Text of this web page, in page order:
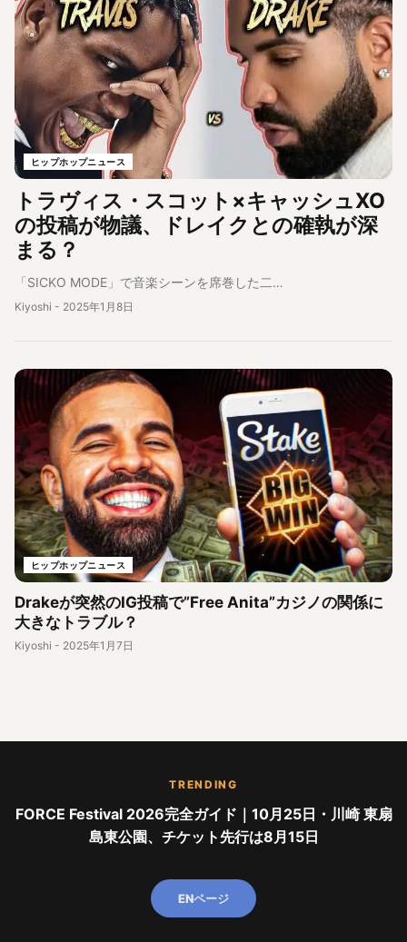
ヒップホップニュース
トラヴィス・スコット×キャッシュXO
の投稿が物議、ドレイクとの確執が深
まる？
「SICKO MODE」で音楽シーンを席巻した二…
Kiyoshi - 2025年1月8日
ヒップホップニュース
Drakeが突然のIG投稿で”Free Anita”カジノの関係に
大きなトラブル？
Kiyoshi - 2025年1月7日
TRENDING
FORCE Festival 2026完全ガイド｜10月25日・川崎 東扇
島東公園、チケット先行は8月15日
ENページ